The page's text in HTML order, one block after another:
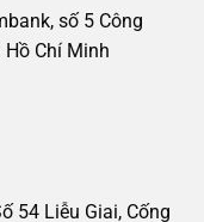
số 5 Công
Hồ Chí Minh
54 Liễu Giai, Cống